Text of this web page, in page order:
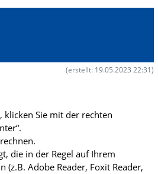
(erstellt: 19.05.2023 22:31)
Sie mit der rechten
die in der Regel auf Ihrem
Adobe Reader, Foxit Reader,